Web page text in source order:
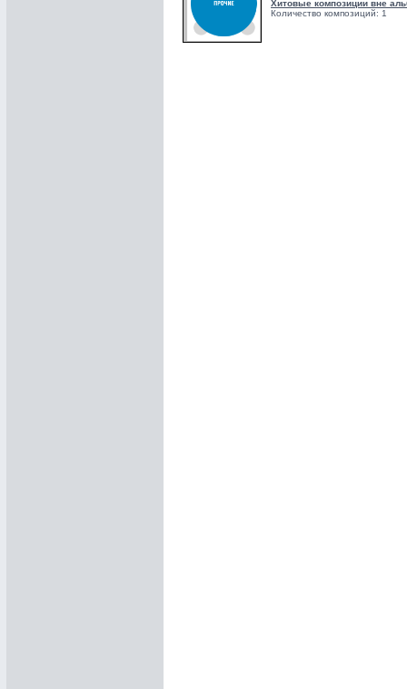
Хитовые композиции вне
Количество композиций: 1